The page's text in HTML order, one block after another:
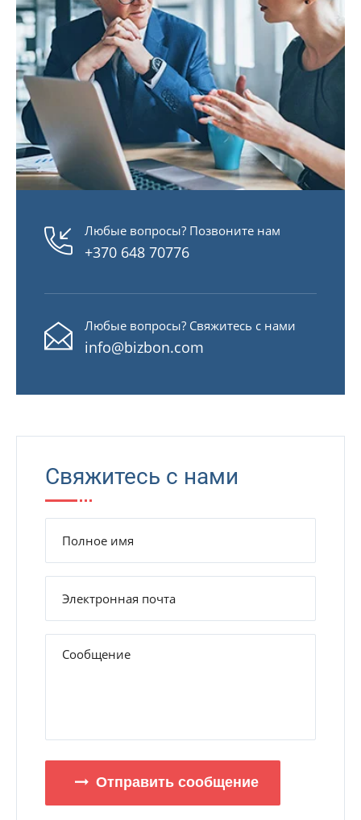
Любые вопросы? Позвоните нам
+370 648 70776
Любые вопросы? Свяжитесь с нами
info@bizbon.com
Свяжитесь с нами
Отправить сообщение